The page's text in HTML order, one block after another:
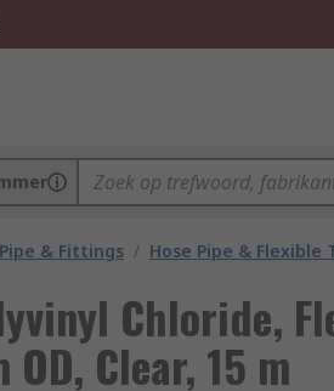
& Fittings / Hose Pipe & Flexible
Chloride,
Clear, 15 m